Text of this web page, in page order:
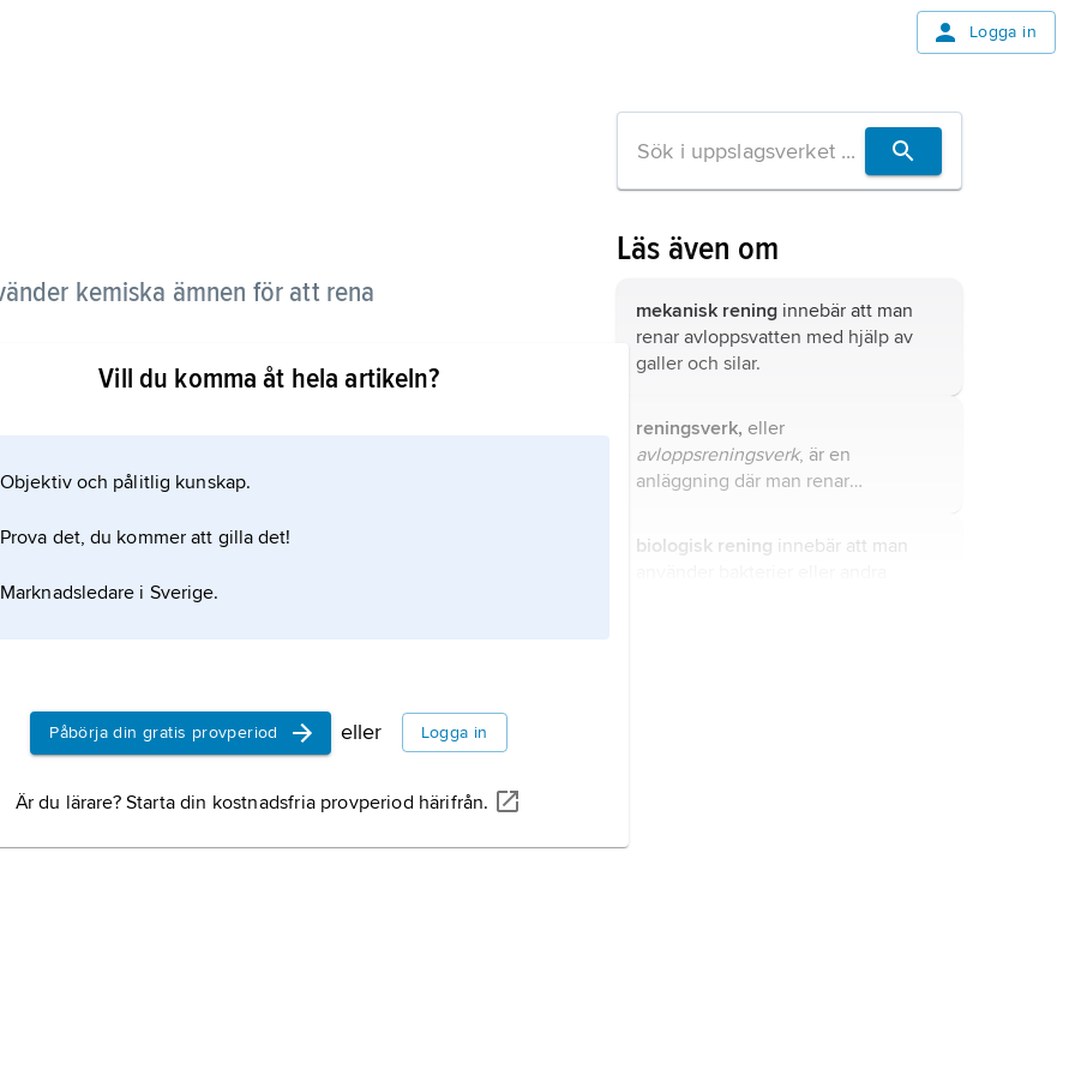
Logga in
kemiska ämnen för att rena
ta bort föroreningar som fosfor och tungmetaller
som bildar en fällning med föroreningen.
yta eller tankens botten. Det kemiskt
Vill du komma åt hela artikeln?
Objektiv och pålitlig kunskap.
Prova det, du kommer att gilla det!
Marknadsledare i Sverige.
Påbörja din gratis provperiod eller Logga in
Är du lärare? Starta din kostnadsfria provperiod härifrån.
Läs även om
mekanisk rening innebär att man
renar avloppsvatten med hjälp av
galler och silar.
reningsverk, eller
avloppsreningsverk, är en
anläggning där man renar
biologisk rening innebär att man